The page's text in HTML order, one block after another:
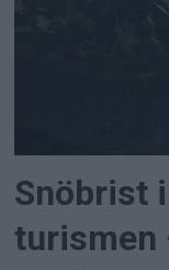
Snöbrist
turismen